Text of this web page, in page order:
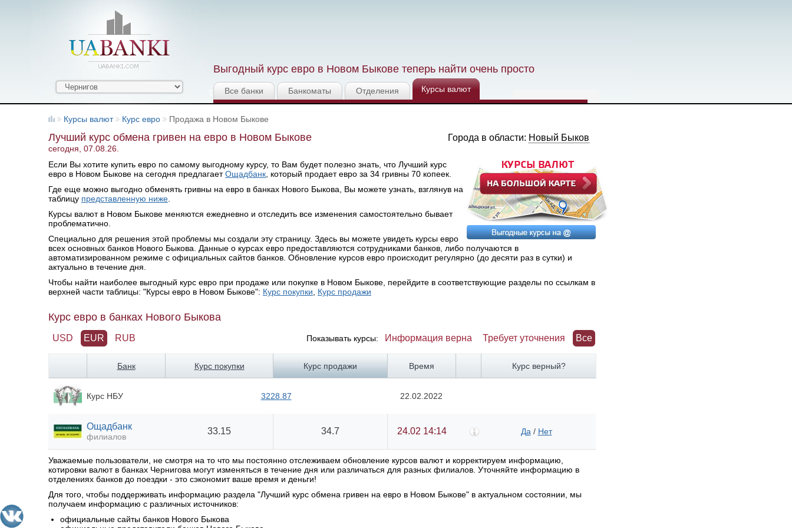
Выгодный курс евро в Новом Быкове теперь найти очень просто
Все банки Банкоматы Отделения Курсы валют
Курсы валют Курс евро Продажа в Новом Быкове
Лучший курс обмена гривен на евро в Новом Быкове
сегодня, 07.08.26.
Города в области: Новый Быков
Если Вы хотите купить евро по самому выгодному курсу, то Вам будет полезно знать, что Лучший курс
евро в Новом Быкове на сегодня предлагаетОщадбанк , который продает евро за 34 гривны 70 копеек.
Где еще можно выгодно обменять гривны на евро в банках Нового Быкова, Вы можете узнать, взглянув на
таблицу представленную ниже
Курсы валют в Новом Быкове меняются ежедневно и отследить все изменения самостоятельно бывает
проблематично.
Специально для решения этой проблемы мы создали эту страницу. Здесь вы можете увидеть курсы евро
всех основных банков Нового Быкова. Данные о курсах евро предоставляются сотрудниками банков, либо получаются в
автоматизированном режиме с официальных сайтов банков. Обновление курсов евро происходит регулярно (до десяти раз в сутки) и
актуально в течение дня.
Чтобы найти наиболее выгодный курс евро при продаже или покупке в Новом Быкове, перейдите в соответствующие разделы по ссылкам в
верхней части таблицы: "Курсы евро в Новом Быкове": Курс покупки Курс продажи
Курс евро в банках Нового Быкова
USD EUR RUB Показывать курсы: Информация верна Требует уточнения Все
Банк Курс покупки Курс продажи Время Курс верный?
Курс НБУ 3228.87 22.02.2022
Ощадбанк
филиалов
33.15 34.7 24.02 14:14 Да / Нет
Уважаемые пользователи, не смотря на то что мы постоянно отслеживаем обновление курсов валют и корректируем информацию,
котировки валют в банках Чернигова могут изменяться в течение дня или различаться для разных филиалов. Уточняйте информацию в
отделениях банков до поездки - это сэкономит ваше время и деньги!
Для того, чтобы поддерживать информацию раздела "Лучший курс обмена гривен на евро в Новом Быкове" в актуальном состоянии, мы
получаем информацию с различных источников:
официальные сайты банков Нового Быкова